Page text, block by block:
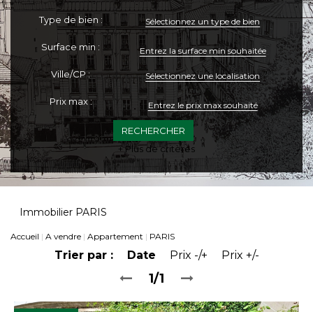
Type de bien : Sélectionnez un type de bien
Surface min :
Ville/CP : Sélectionnez une localisation
Prix max :
+ Plus de critères
Immobilier PARIS
Accueil A vendre Appartement PARIS
Trier par : Date Prix -/+ Prix +/-
1/1